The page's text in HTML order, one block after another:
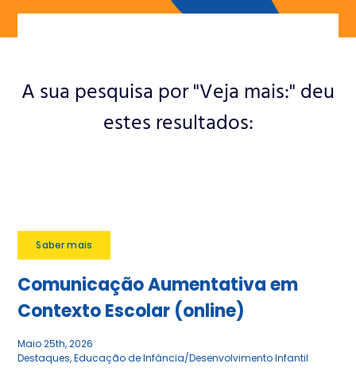
Apoie a ANIP
A sua pesquisa por "Veja mais:" deu
estes resultados:
Saber mais
Comunicação Aumentativa em
Contexto Escolar (online)
Maio 25th, 2026
Destaques,Educação de Infância/Desenvolvimento Infantil